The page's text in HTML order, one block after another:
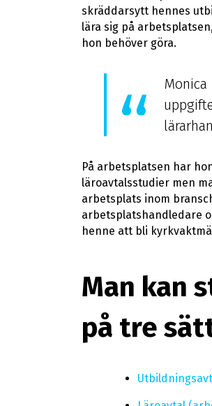
skräddarsytt hennes
lära sig på
hon behöver göra.
På arbetsplatsen har
läroavtalsstudier men
arbetsplats inom
arbetsplatshandledare
henne att bli
Man kan
på tre